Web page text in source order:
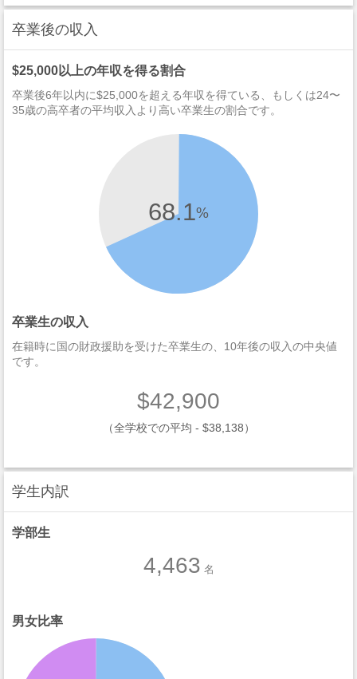
卒業後の収入
$25,000以上の年収を得る割合
卒業後6年以内に$25,000を超える年収を得ている、もしくは24〜
35歳の高卒者の平均収入より高い卒業生の割合です。
68.1%
卒業生の収入
在籍時に国の財政援助を受けた卒業生の、10年後の収入の中央値
です。
$42,900
（全学校での平均 - $38,138）
学生内訳
学部生
4,463 名
男女比率